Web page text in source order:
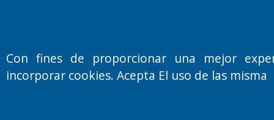
Doctor Antonio
Primera edición: Domingo 3 de
Miembro de ADIRA,ADEPA y CPPAL
Con fines de proporcionar una mejor
incorporar cookies. Acepta El uso de las misma